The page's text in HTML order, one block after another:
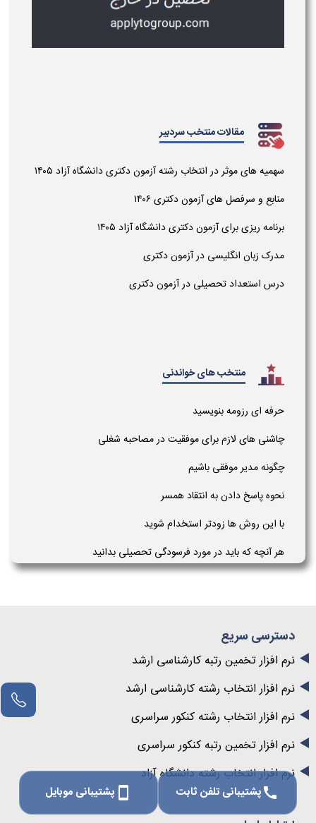
مقالات منتخب سردبیر
سهمیه های موثر در انتخاب رشته آزمون دکتری دانشگاه آزاد ۱۴۰۵
منابع و سرفصل های آزمون دکتری ۱۴۰۶
برنامه ریزی برای آزمون دکتری دانشگاه آزاد ۱۴۰۵
مدرک زبان انگلیسی در آزمون دکتری
درس استعداد تحصیلی در آزمون دکتری
منتخب های خواندنی
حرفه ای رزومه بنویسید
چاشنی های لازم برای موفقیت در مصاحبه شغلی
چگونه مدیر موفقی باشیم
نحوه پاسخ دادن به انتقاد همسر
با این روش ها زودتر استخدام شوید
هر آنچه که باید در مورد فرسودگی تحصیلی بدانید
دسترسی سریع
نرم افزار تخمین رتبه کارشناسی ارشد
نرم افزار انتخاب رشته کارشناسی ارشد
نرم افزار انتخاب رشته کنکور سراسری
نرم افزار تخمین رتبه کنکور سراسری
نرم افزار انتخاب رشته دانشگاه آزاد
callپشتیبانی تلفن ثابت smartphone پشتیبانی موبایل